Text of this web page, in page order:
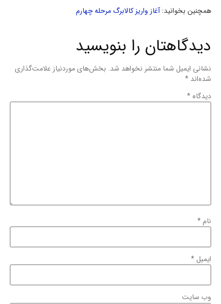
همچنین بخوانید:آغاز واریز کالابرگ مرحله چهارم
دیدگاهتان را بنویسید
نشانی ایمیل شما منتشر نخواهد شد. بخش‌های موردنیاز علامت‌گذاری
شده‌اند *
دیدگاه *
نام*
ایمیل*
وب‌ سایت